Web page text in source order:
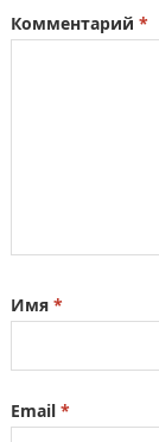
Комментарий *
Имя *
Email *